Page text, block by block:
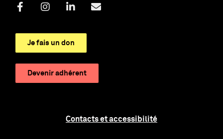
Je fais un don
Devenir adhérent
Contacts et accessibilité